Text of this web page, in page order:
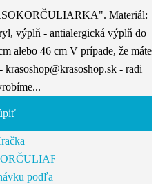
Materiál:
výplň - antialergická výplň do
alebo 46 cm V prípade, že máte
- radi